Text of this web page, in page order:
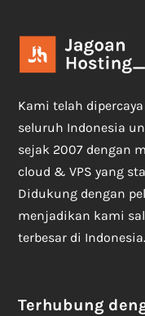
Kami telah
seluruh Indonesia
sejak 2007 dengan
cloud & VPS yang
Didukung dengan
menjadikan kami
terbesar di Indonesia.
Terhubung